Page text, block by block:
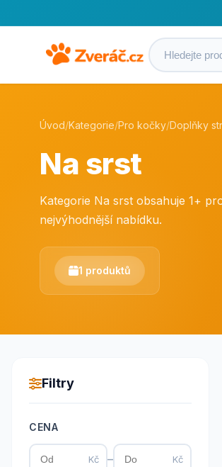
Úvod/Kategorie/Pro kočky/Doplňky
Na srst
Kategorie Na srst obsahuje 1+
nejvýhodnější nabídku.
1 produktů
Filtry
CENA
Kč – Kč